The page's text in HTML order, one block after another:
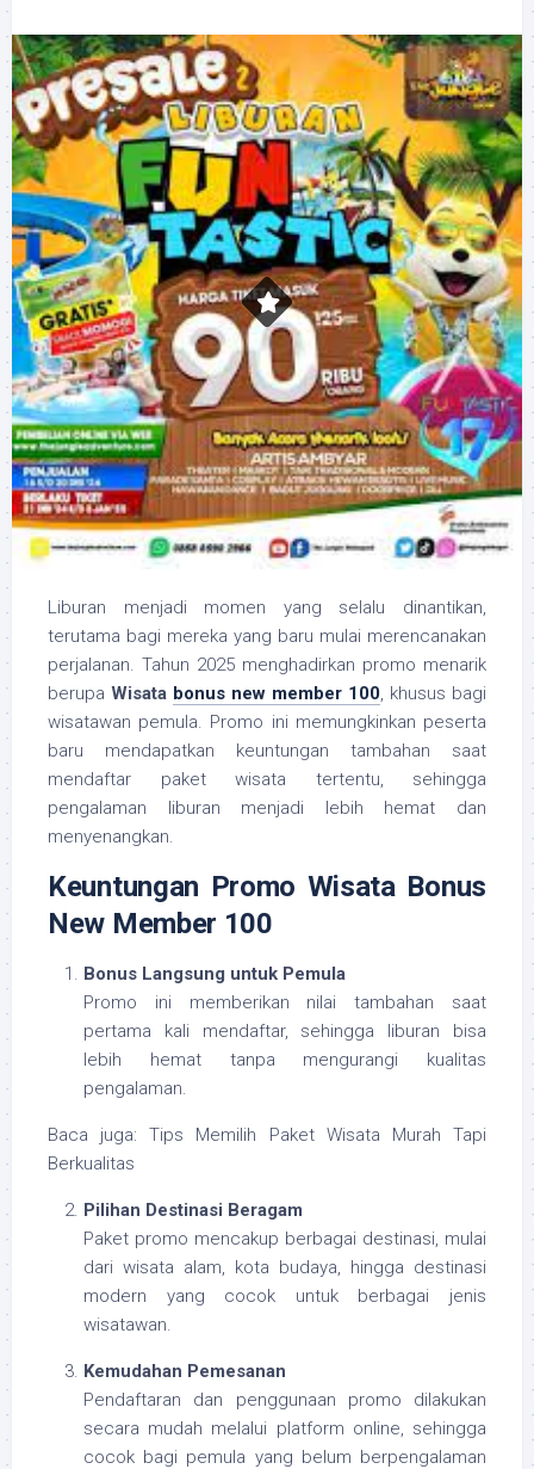
Liburan menjadi momen yang selalu dinantikan,
terutama bagi mereka yang baru mulai merencanakan
perjalanan. Tahun 2025 menghadirkan promo menarik
berupa Wisata bonus new member 100, khusus bagi
wisatawan pemula. Promo ini memungkinkan peserta
baru mendapatkan keuntungan tambahan saat
mendaftar paket wisata tertentu, sehingga
pengalaman liburan menjadi lebih hemat dan
menyenangkan.
Keuntungan Promo Wisata Bonus
New Member 100
Bonus Langsung untuk Pemula
Promo ini memberikan nilai tambahan saat
pertama kali mendaftar, sehingga liburan bisa
lebih hemat tanpa mengurangi kualitas
pengalaman.
Baca juga: Tips Memilih Paket Wisata Murah Tapi
Berkualitas
Pilihan Destinasi Beragam
Paket promo mencakup berbagai destinasi, mulai
dari wisata alam, kota budaya, hingga destinasi
modern yang cocok untuk berbagai jenis
wisatawan.
Kemudahan Pemesanan
Pendaftaran dan penggunaan promo dilakukan
secara mudah melalui platform online, sehingga
cocok bagi pemula yang belum berpengalaman